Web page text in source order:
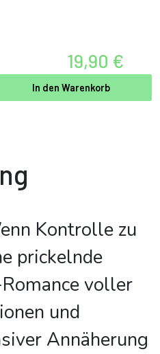
19,90 €
In den Warenkorb
Kontrolle zu
prickelnde
voller
und
Annäherung